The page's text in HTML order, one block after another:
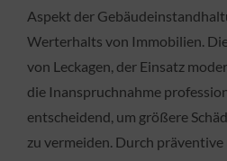
Aspekt der
Werterhalts von Immobilien.
von Leckagen, der Einsatz
die Inanspruchnahme
entscheidend, um größere
zu vermeiden. Durch